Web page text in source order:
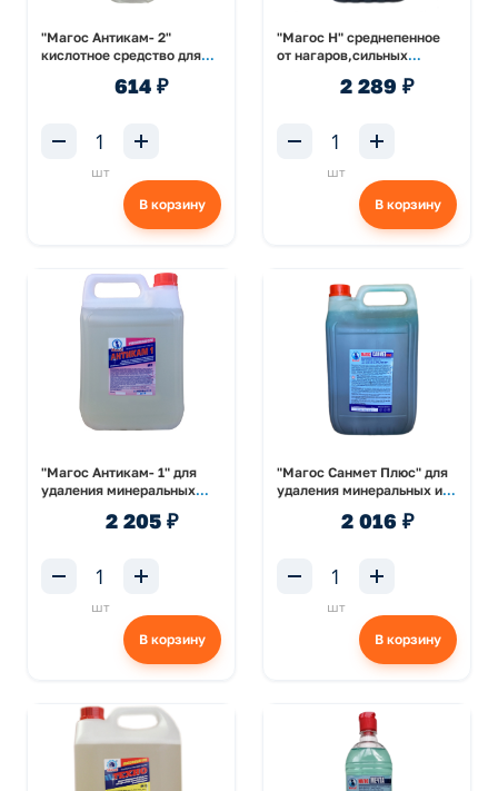
"Магос Антикам- 2"
кислотное средство для
белковых отложений 1л
614 ₽
шт
В корзину
"Магос Н" среднепенное
от нагаров,сильных
отложений 5л2 289 ₽
шт
В корзину
"Магос Антикам- 1" для
удаления минеральных
2 205 ₽
шт
В корзину
"Магос Санмет Плюс" для
удаления минеральных и
2 016 ₽
шт
В корзину